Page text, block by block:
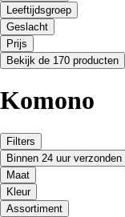
Leeftijdsgroep
Geslacht
Prijs
Bekijk de 170 producten
Komono
Filters
Binnen 24 uur verzonden
Maat
Kleur
Assortiment